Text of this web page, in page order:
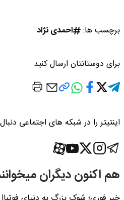
برچسب ها: احمدی نژاد
برای دوستانتان ارسال کنید
اینتیتر را در شبکه های اجتماعی
هم اکنون دیگران